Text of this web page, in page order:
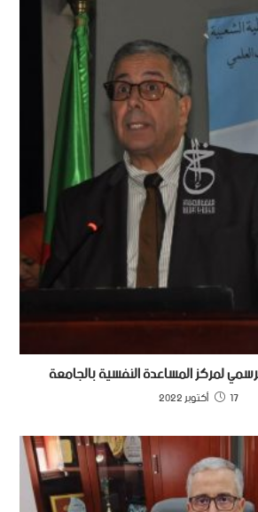
لمركز المساعدة النفسية بالجامعة
17 أكتوبر 2022